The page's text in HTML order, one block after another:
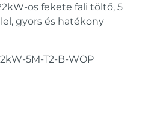
os fekete fali töltő, 5
gyors és hatékony
5M-T2-B-WOP